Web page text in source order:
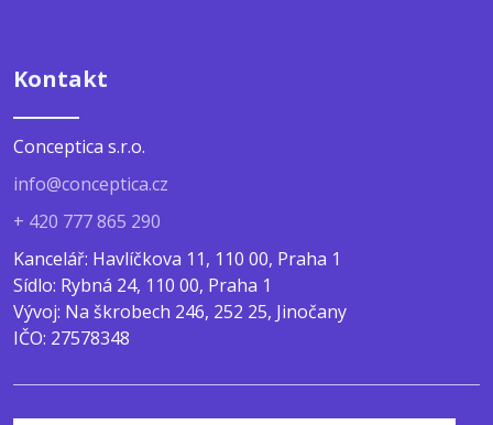
Kontakt
Conceptica s.r.o.
info@conceptica.cz
+ 420 777 865 290
Kancelář: Havlíčkova 11, 110 00, Praha 1
Sídlo: Rybná 24, 110 00, Praha 1
Vývoj: Na škrobech 246, 252 25, Jinočany
IČO: 27578348